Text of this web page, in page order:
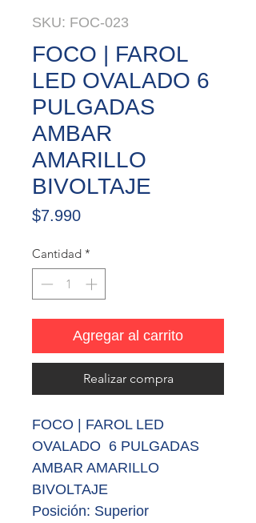
SKU: FOC-023
FOCO | FAROL
LED OVALADO 6
PULGADAS
AMBAR
AMARILLO
BIVOLTAJE
$7.990Precio
Cantidad *
Agregar al carrito
Realizar compra
FOCO | FAROL LED
OVALADO 6 PULGADAS
AMBAR AMARILLO
BIVOLTAJE
Posición: Superior